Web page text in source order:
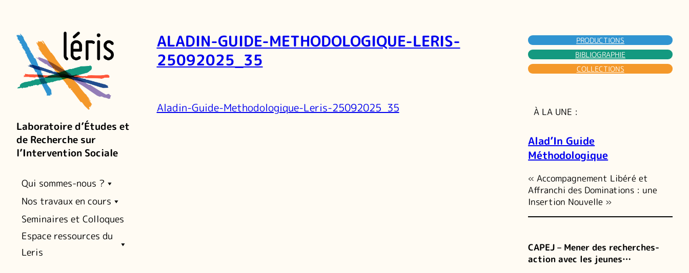
Laboratoire d’Études et
de Recherche sur
l’Intervention Sociale
Qui sommes-nous ?
Nos travaux en cours
Seminaires et Colloques
Espace ressources du
Leris
ALADIN-GUIDE-METHODOLOGIQUE-LERIS-
25092025_35
Aladin-Guide-Methodologique-Leris-25092025_35
PRODUCTIONS
BIBLIOGRAPHIE
COLLECTIONS
À LA UNE :
Alad’In Guide
Méthodologique
« Accompagnement Libéré et
Affranchi des Dominations : une
Insertion Nouvelle »
CAPEJ – Mener des recherches-
action avec les jeunes…